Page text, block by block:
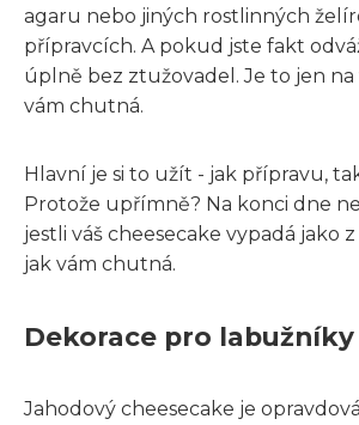
agaru nebo jiných rostlinných
přípravcích. A pokud jste fakt
úplně bez ztužovadel. Je to jen na
vám chutná.
Hlavní je si to užít - jak přípravu,
Protože upřímně? Na konci dne
jestli váš cheesecake vypadá jako
jak vám chutná.
Dekorace pro labužníky
Jahodový cheesecake je